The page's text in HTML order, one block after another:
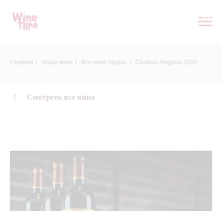
Главная / Наши вина / Все вина Anglus / Chateau Angelus 2005
Смотреть все вина